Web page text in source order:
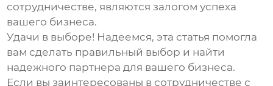
сотрудничестве, являются залогом успеха
вашего бизнеса.
Удачи в выборе! Надеемся, эта статья помогла
вам сделать правильный выбор и найти
надежного партнера для вашего бизнеса.
Если вы заинтересованы в сотрудничестве с